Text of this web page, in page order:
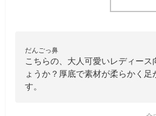
だんごっ鼻
こちらの、大人可愛いレディース
ょうか？厚底で素材が柔らかく
す。